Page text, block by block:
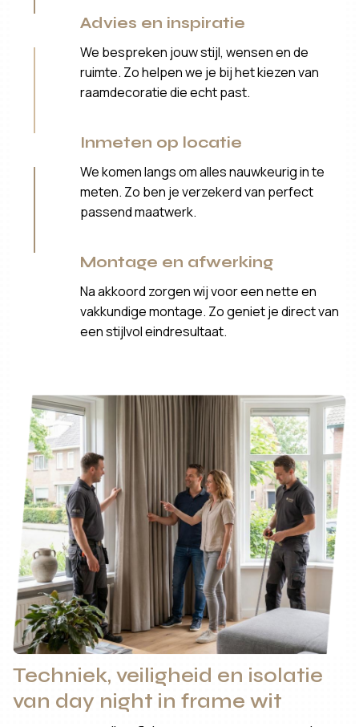
Advies en inspiratie
We bespreken jouw stijl, wensen en de
ruimte. Zo helpen we je bij het kiezen van
raamdecoratie die echt past.
Inmeten op locatie
We komen langs om alles nauwkeurig in te
meten. Zo ben je verzekerd van perfect
passend maatwerk.
Montage en afwerking
Na akkoord zorgen wij voor een nette en
vakkundige montage. Zo geniet je direct van
een stijlvol eindresultaat.
Techniek, veiligheid en isolatie
van day night in frame wit